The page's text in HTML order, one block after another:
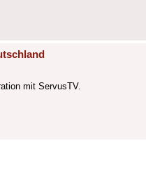
mit ServusTV.